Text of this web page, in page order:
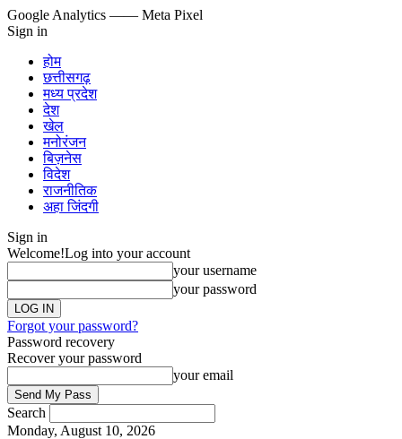
Google Analytics —— Meta Pixel
Sign in
होम
छत्तीसगढ़
मध्य प्रदेश
देश
खेल
मनोरंजन
बिज़नेस
विदेश
राजनीतिक
अहा जिंदगी
Sign in
Welcome!Log into your account
your username
your password
Forgot your password?
Password recovery
Recover your password
your email
Search
Monday, August 10, 2026